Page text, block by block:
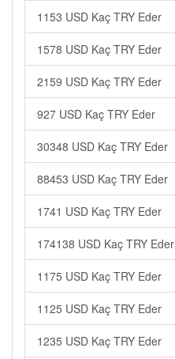
1153 USD Kaç TRY Eder
1578 USD Kaç TRY Eder
2159 USD Kaç TRY Eder
927 USD Kaç TRY Eder
30348 USD Kaç TRY Eder
88453 USD Kaç TRY Eder
1741 USD Kaç TRY Eder
174138 USD Kaç TRY Eder
1175 USD Kaç TRY Eder
1125 USD Kaç TRY Eder
1235 USD Kaç TRY Eder